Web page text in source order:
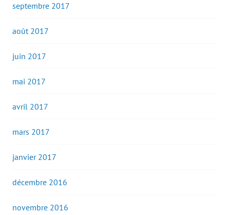
septembre 2017
août 2017
juin 2017
mai 2017
avril 2017
mars 2017
janvier 2017
décembre 2016
novembre 2016